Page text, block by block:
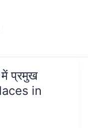
में प्रमुख
in